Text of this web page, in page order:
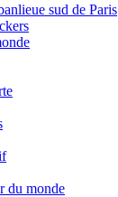
sud de Paris
du monde